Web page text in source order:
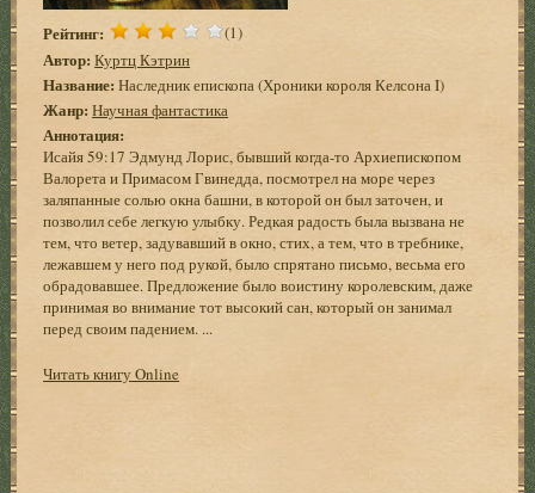
Рейтинг: (1)
Автор: Куртц Кэтрин
Название: Наследник епископа (Хроники короля Келсона I)
Жанр: Научная фантастика
Аннотация:
Исайя 59:17 Эдмунд Лорис, бывший когда-то Архиепископом
Валорета и Примасом Гвинедда, посмотрел на море через
заляпанные солью окна башни, в которой он был заточен, и
позволил себе легкую улыбку. Редкая радость была вызвана не
тем, что ветер, задувавший в окно, стих, а тем, что в требнике,
лежавшем у него под рукой, было спрятано письмо, весьма его
обрадовавшее. Предложение было воистину королевским, даже
принимая во внимание тот высокий сан, который он занимал
перед своим падением. ...
Читать книгу Online